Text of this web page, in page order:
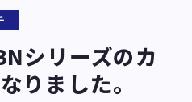
シリーズのカ
りました。